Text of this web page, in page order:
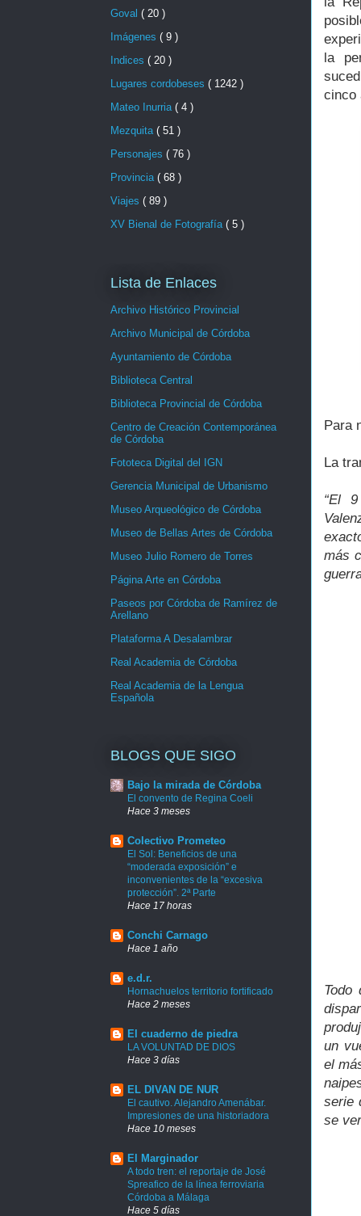
la
cinco
Para
La
“El
más
Todo
un
el
serie
se
Goval ( 20 )
Imágenes ( 9 )
Indices ( 20 )
Lugares cordobeses ( 1242 )
Mateo Inurria ( 4 )
Mezquita ( 51 )
Personajes ( 76 )
Provincia ( 68 )
Viajes ( 89 )
XV Bienal de Fotografía ( 5 )
Lista de Enlaces
Archivo Histórico Provincial
Archivo Municipal de Córdoba
Ayuntamiento de Córdoba
Biblioteca Central
Biblioteca Provincial de Córdoba
Centro de Creación Contemporánea
de Córdoba
Fototeca Digital del IGN
Gerencia Municipal de Urbanismo
Museo Arqueológico de Córdoba
Museo de Bellas Artes de Córdoba
Museo Julio Romero de Torres
Página Arte en Córdoba
Paseos por Córdoba de Ramírez de
Arellano
Plataforma A Desalambrar
Real Academia de Córdoba
Real Academia de la Lengua
Española
BLOGS QUE SIGO
Bajo la mirada de Córdoba
El convento de Regina Coeli
Hace 3 meses
Colectivo Prometeo
El Sol: Beneficios de una
“moderada exposición” e
inconvenientes de la “excesiva
protección”. 2ª Parte
Hace 17 horas
Conchi Carnago
Hace 1 año
e.d.r.
Hornachuelos territorio fortificado
Hace 2 meses
El cuaderno de piedra
LA VOLUNTAD DE DIOS
Hace 3 días
EL DIVAN DE NUR
El cautivo. Alejandro Amenábar.
Impresiones de una historiadora
Hace 10 meses
El Marginador
A todo tren: el reportaje de José
Spreafico de la línea ferroviaria
Córdoba a Málaga
Hace 5 días